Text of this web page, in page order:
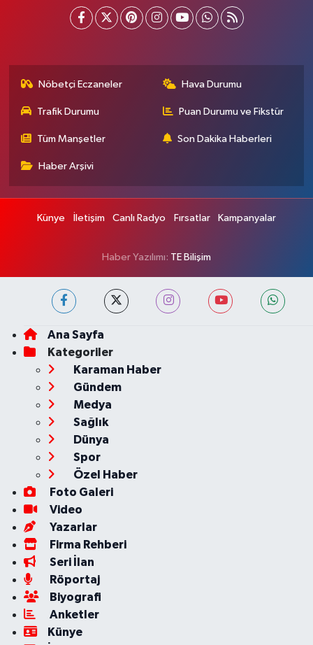
Nöbetçi Eczaneler Hava Durumu
Trafik Durumu Puan Durumu ve Fikstür
Tüm Manşetler Son Dakika Haberleri
Haber Arşivi
Künye İletişim Canlı Radyo Fırsatlar Kampanyalar
Haber Yazılımı: TE Bilişim
Ana Sayfa
Kategoriler
Karaman Haber
Gündem
Medya
Sağlık
Dünya
Spor
Özel Haber
Foto Galeri
Video
Yazarlar
Firma Rehberi
Seri İlan
Röportaj
Biyografi
Anketler
Künye